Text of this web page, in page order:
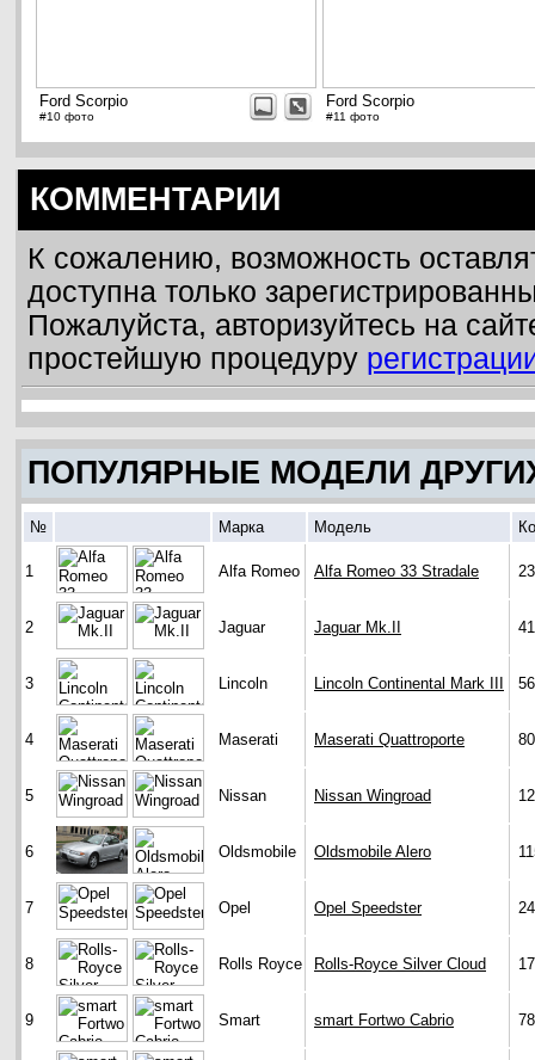
Ford Scorpio
#10 фото
Ford Scorpio
#11 фото
КОММЕНТАРИИ
К сожалению, возможность
доступна только
Пожалуйста, авторизуйтесь на
простейшую процедуру
ПОПУЛЯРНЫЕ МОДЕЛИ
№ Марка Модель
1 Alfa Romeo Alfa Romeo 33 Stradale
2 Jaguar Jaguar Mk.II
3 Lincoln Lincoln Continental Mark III
4 Maserati Maserati Quattroporte
5 Nissan Nissan Wingroad
6 Oldsmobile Oldsmobile Alero
7 Opel Opel Speedster
8 Rolls Royce Rolls-Royce Silver Cloud
9 Smart smart Fortwo Cabrio